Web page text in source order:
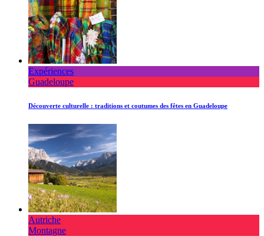
Expériences
Guadeloupe
Découverte culturelle : traditions et coutumes des fêtes en Guadeloupe
Autriche
Montagne